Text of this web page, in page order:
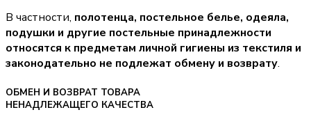
В частности, полотенца, постельное белье, одеяла,
подушки и другие постельные принадлежности
относятся к предметам личной гигиены из текстиля и
законодательно не подлежат обмену и возврату.
ОБМЕН И ВОЗВРАТ ТОВАРА
НЕНАДЛЕЖАЩЕГО КАЧЕСТВА